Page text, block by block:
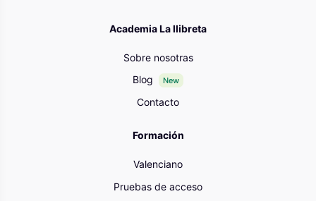
Academia La llibreta
Sobre nosotras
Blog
New
Contacto
Formación
Valenciano
Pruebas de acceso